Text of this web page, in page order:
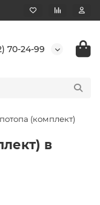
70-24-99
(комплект)
в